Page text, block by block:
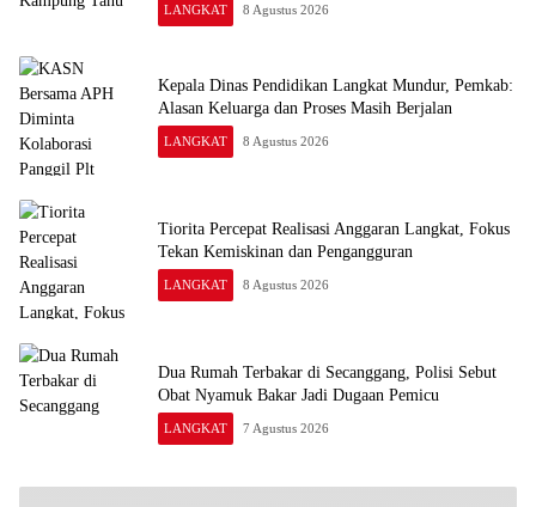
LANGKAT 8 Agustus 2026
Kepala Dinas Pendidikan Langkat Mundur, Pemkab:
Alasan Keluarga dan Proses Masih Berjalan
LANGKAT 8 Agustus 2026
Tiorita Percepat Realisasi Anggaran Langkat, Fokus
Tekan Kemiskinan dan Pengangguran
LANGKAT 8 Agustus 2026
Dua Rumah Terbakar di Secanggang, Polisi Sebut
Obat Nyamuk Bakar Jadi Dugaan Pemicu
LANGKAT 7 Agustus 2026